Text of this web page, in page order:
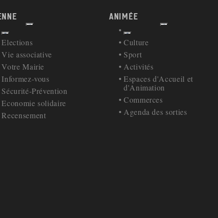
Afficher
Retour à la navigation
Elections
Vie associative
Votre Mairie
Informez-vous
Sécurité-Prévention
Economie solidaire
Recensement
Animée
Afficher
Retour à la navigation
Culture
Sport
Activités
Espaces d'Accueil et
d'Animation
Commerces
Agenda des sorties